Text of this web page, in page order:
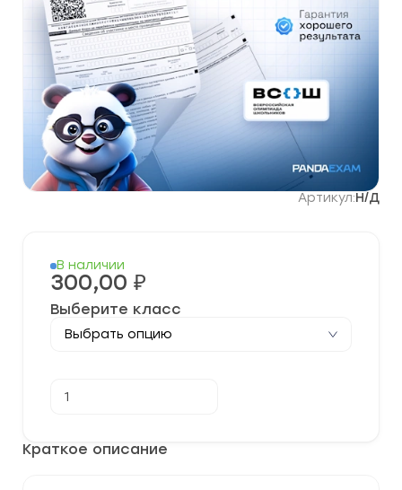
Артикул:Н/Д
Краткое описание
В наличии
300,00 ₽
Выберите класс
товара
Пригласительный
этап